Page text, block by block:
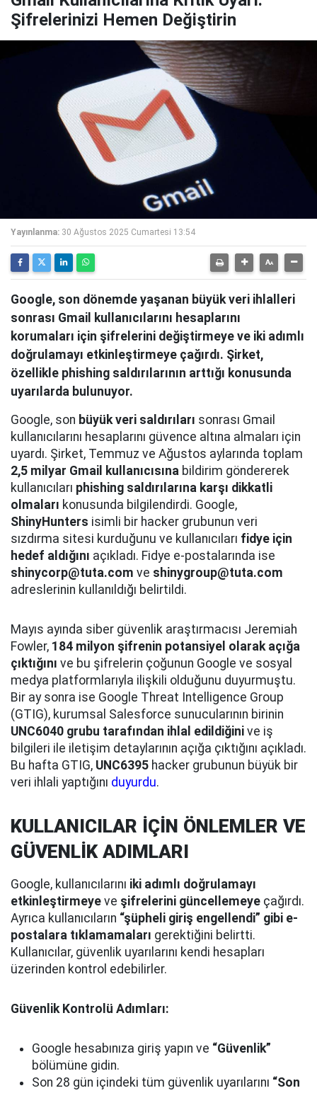
Şifrelerinizi Hemen Değiştirin
Yayınlanma: 30 Ağustos 2025 Cumartesi 13:54
Google, son dönemde yaşanan büyük veri ihlalleri
sonrası Gmail kullanıcılarını hesaplarını
korumaları için şifrelerini değiştirmeye ve iki adımlı
doğrulamayı etkinleştirmeye çağırdı. Şirket,
özellikle phishing saldırılarının arttığı konusunda
uyarılarda bulunuyor.
Google, son büyük veri saldırıları sonrası Gmail
kullanıcılarını hesaplarını güvence altına almaları için
uyardı. Şirket, Temmuz ve Ağustos aylarında toplam
2,5 milyar Gmail kullanıcısına bildirim göndererek
kullanıcıları phishing saldırılarına karşı dikkatli
olmaları konusunda bilgilendirdi. Google,
ShinyHunters isimli bir hacker grubunun veri
sızdırma sitesi kurduğunu ve kullanıcıları fidye için
hedef aldığını açıkladı. Fidye e-postalarında ise
shinycorp@tuta.com ve shinygroup@tuta.com
adreslerinin kullanıldığı belirtildi.
Mayıs ayında siber güvenlik araştırmacısı Jeremiah
Fowler, 184 milyon şifrenin potansiyel olarak açığa
çıktığını ve bu şifrelerin çoğunun Google ve sosyal
medya platformlarıyla ilişkili olduğunu duyurmuştu.
Bir ay sonra ise Google Threat Intelligence Group
(GTIG), kurumsal Salesforce sunucularının birinin
UNC6040 grubu tarafından ihlal edildiğini ve iş
bilgileri ile iletişim detaylarının açığa çıktığını açıkladı.
Bu hafta GTIG, UNC6395 hacker grubunun büyük bir
veri ihlali yaptığını duyurdu.
KULLANICILAR İÇİN ÖNLEMLER VE
GÜVENLİK ADIMLARI
Google, kullanıcılarını iki adımlı doğrulamayı
etkinleştirmeye ve şifrelerini güncellemeye çağırdı.
Ayrıca kullanıcıların “şüpheli giriş engellendi” gibi e-
postalara tıklamamaları gerektiğini belirtti.
Kullanıcılar, güvenlik uyarılarını kendi hesapları
üzerinden kontrol edebilirler.
Güvenlik Kontrolü Adımları:
Google hesabınıza giriş yapın ve “Güvenlik”
bölümüne gidin.
Son 28 gün içindeki tüm güvenlik uyarılarını “Son